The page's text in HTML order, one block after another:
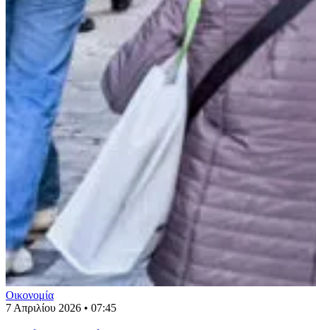
Οικονομία
7 Απριλίου 2026 • 07:45